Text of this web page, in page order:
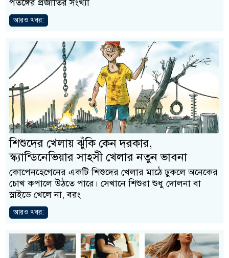
পতঙ্গের প্রজাতির সংখ্যা
আরও খবর:
শিশুদের খেলায় ঝুঁকি কেন দরকার,
স্ক্যান্ডিনেভিয়ার সাহসী খেলার নতুন ভাবনা
কোপেনহেগেনের একটি শিশুদের খেলার মাঠে ঢুকলে অনেকের
চোখ কপালে উঠতে পারে। সেখানে শিশুরা শুধু দোলনা বা
স্লাইডে খেলে না, বরং
আরও খবর: